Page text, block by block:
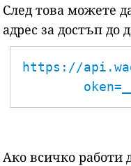
След това можете
адрес за достъп до
https://
Ако всичко работи